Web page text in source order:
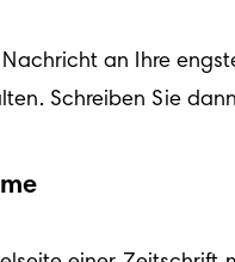
Nachricht an Ihre
Schreiben Sie